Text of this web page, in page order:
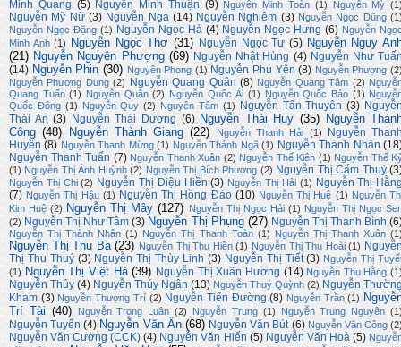
Minh Quang (5) Nguyễn Minh Thuận (9) Nguyễn Minh Toàn (1) Nguyễn Mỳ
Nguyễn Mỹ Nữ (3) Nguyễn Nga (14) Nguyễn Nghiêm (3) Nguyễn Ngọc Dũng
Nguyễn Ngọc Đặng (1) Nguyễn Ngọc Hà (4) Nguyễn Ngọc Hưng (6) Nguyễn
Minh Anh (1) Nguyễn Ngọc Thơ (31) Nguyễn Ngọc Tư (5) Nguyễn Nguy
(21) Nguyễn Nguyên Phượng (69) Nguyễn Nhật Hùng (4) Nguyễn Như
(14) Nguyễn Phin (30) Nguyên Phong (1) Nguyễn Phú Yên (8) Nguyễn Phượng
Nguyễn Phương Dung (2) Nguyễn Quang Quân (8) Nguyễn Quang Tâm (2)
Quang Tuấn (1) Nguyễn Quân (2) Nguyễn Quốc Ái (1) Nguyễn Quốc Bảo (1)
Quốc Đông (1) Nguyễn Quy (2) Nguyên Tâm (1) Nguyễn Tấn Thuyên (3)
Thái An (3) Nguyễn Thái Dương (6) Nguyễn Thái Huy (35)
Nguyễn
Công (48) Nguyễn Thành Giang (22) Nguyễn Thanh Hải (1)
Nguyễn
Huyền (8) Nguyễn Thanh Mừng (1) Nguyễn Thánh Ngã (1) Nguyễn Thành Nhân
Nguyễn Thanh Tuấn (7) Nguyễn Thanh Xuân (2) Nguyễn Thế Kiên (1) Nguyễn Thế
(1) Nguyễn Thị Ánh Huỳnh (2) Nguyễn Thị Bích Phượng (2) Nguyễn Thị Cẩm Thuỳ
Nguyễn Thị Chi (2) Nguyễn Thị Diệu Hiền (3) Nguyễn Thị Hải (1) Nguyễn Thị
(7) Nguyễn Thị Hậu (1) Nguyễn Thị Hồng Đào (10) Nguyễn Thị Huệ (1) Nguyễn
Kim Huệ (2) Nguyễn Thị Mây (127) Nguyễn Thị Ngọc Hải (1) Nguyễn Thị Ngọc
(2) Nguyễn Thị Như Tâm (3) Nguyễn Thị Phụng (27) Nguyễn Thị Thanh Bình
Nguyễn Thị Thành Nhân (1) Nguyễn Thị Thanh Toàn (1) Nguyễn Thị Thanh Xuân
Nguyễn Thị Thu Ba (23) Nguyễn Thị Thu Hiền (1) Nguyễn Thị Thu Hoài (1)
Thị Thu Thuý (3) Nguyễn Thị Thùy Linh (3) Nguyễn Thị Tiết (3) Nguyễn Thị
(1) Nguyễn Thị Việt Hà (39) Nguyễn Thị Xuân Hương (14) Nguyễn Thu Hằng
Nguyễn Thủy (4) Nguyễn Thúy Ngân (13) Nguyễn Thuý Quỳnh (2) Nguyễn
Kham (3) Nguyễn Thượng Trí (2) Nguyễn Tiến Đường (8) Nguyễn Trần (1)
Trí Tài (40) Nguyễn Trọng Luân (2) Nguyễn Trung (1) Nguyễn Trung Nguyên
Nguyễn Tuyển (4) Nguyễn Văn Ân (68) Nguyễn Văn Bút (6) Nguyễn Văn Công
Nguyễn Văn Cường (CCK) (4) Nguyễn Văn Hiến (5) Nguyễn Văn Hoà (5)